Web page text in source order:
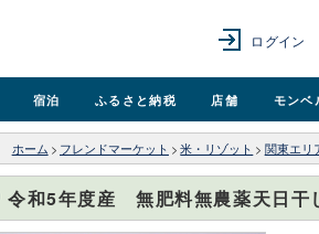
ログイン
宿泊 ふるさと納税 店舗 モンベ
ホーム > フレンドマーケット > 米・リゾット > 関東エリ
令和5年度産 無肥料無農薬天日干